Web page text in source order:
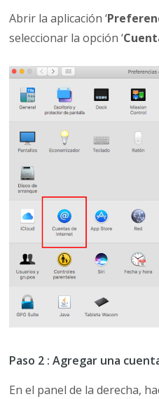
Abrir la aplicación ‘
seleccionar la opción ‘
Paso 2 : Agregar una
En el panel de la derecha,